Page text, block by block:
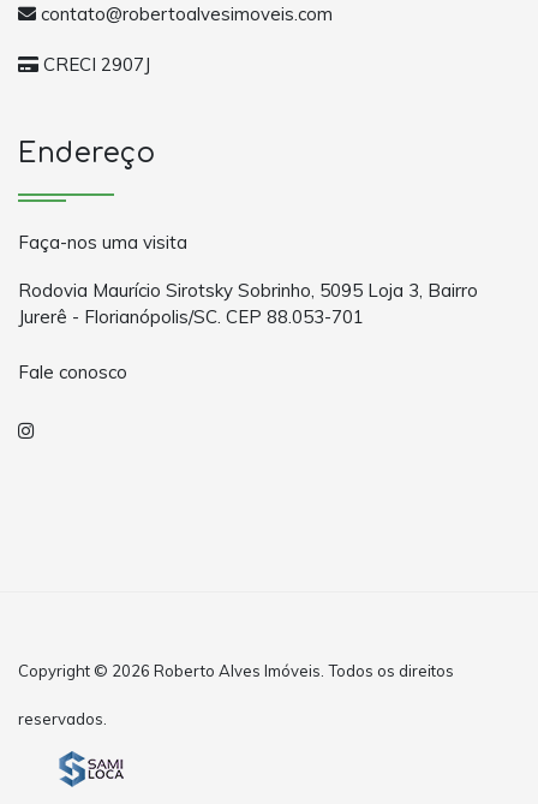
contato@robertoalvesimoveis.com
CRECI 2907J
Endereço
Faça-nos uma visita
Rodovia Maurício Sirotsky Sobrinho, 5095 Loja 3, Bairro
Jurerê - Florianópolis/SC. CEP 88.053-701
Fale conosco
Copyright © 2026 Roberto Alves Imóveis. Todos os direitos
reservados.